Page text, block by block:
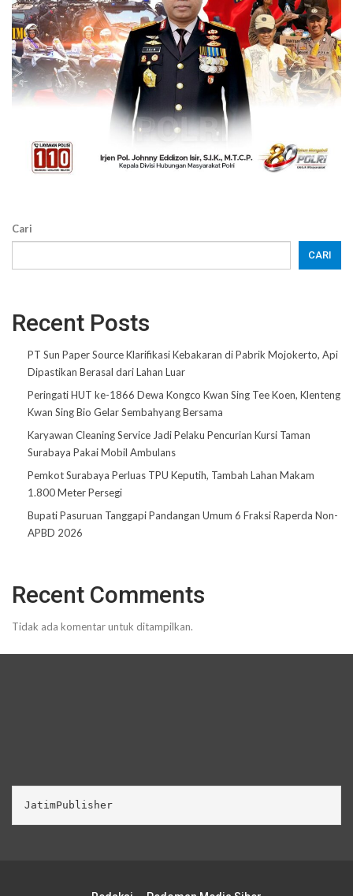
Cari
CARI
Recent Posts
PT Sun Paper Source Klarifikasi Kebakaran di Pabrik Mojokerto, Api
Dipastikan Berasal dari Lahan Luar
Peringati HUT ke-1866 Dewa Kongco Kwan Sing Tee Koen, Klenteng
Kwan Sing Bio Gelar Sembahyang Bersama
Karyawan Cleaning Service Jadi Pelaku Pencurian Kursi Taman
Surabaya Pakai Mobil Ambulans
Pemkot Surabaya Perluas TPU Keputih, Tambah Lahan Makam
1.800 Meter Persegi
Bupati Pasuruan Tanggapi Pandangan Umum 6 Fraksi Raperda Non-
APBD 2026
Recent Comments
Tidak ada komentar untuk ditampilkan.
JatimPublisher